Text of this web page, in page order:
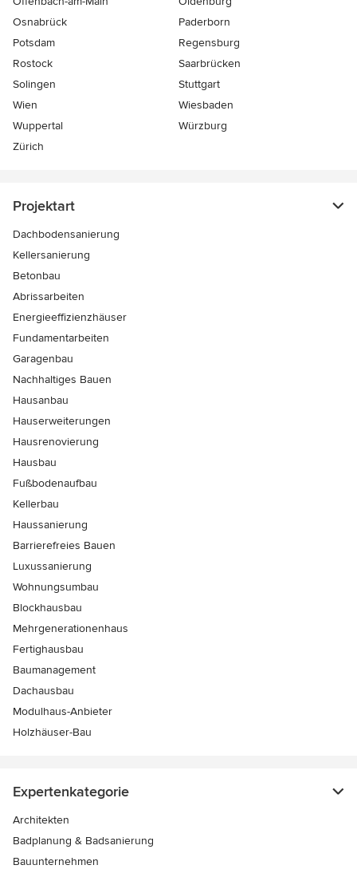
Osnabrück
Paderborn
Potsdam
Regensburg
Rostock
Saarbrücken
Solingen
Stuttgart
Wien
Wiesbaden
Wuppertal
Würzburg
Zürich
Projektart
Dachbodensanierung
Kellersanierung
Betonbau
Abrissarbeiten
Energieeffizienzhäuser
Fundamentarbeiten
Garagenbau
Nachhaltiges Bauen
Hausanbau
Hauserweiterungen
Hausrenovierung
Hausbau
Fußbodenaufbau
Kellerbau
Haussanierung
Barrierefreies Bauen
Luxussanierung
Wohnungsumbau
Blockhausbau
Mehrgenerationenhaus
Fertighausbau
Baumanagement
Dachausbau
Modulhaus-Anbieter
Holzhäuser-Bau
Expertenkategorie
Architekten
Badplanung & Badsanierung
Bauunternehmen